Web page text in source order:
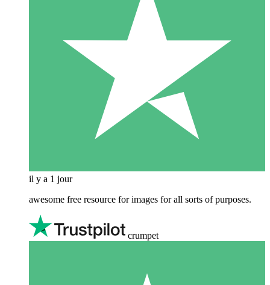
il y a 1 jour
awesome free resource for images for all sorts of purposes.
crumpet